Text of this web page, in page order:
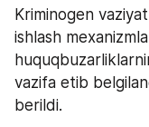
Kriminogen
ishlash
vazifa etib
berildi.